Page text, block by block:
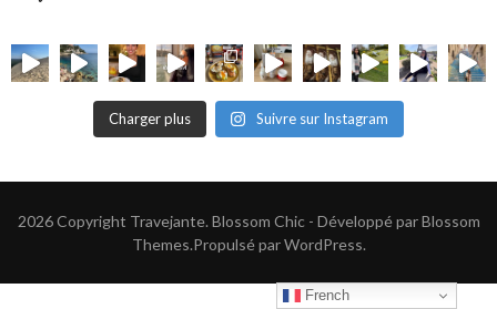
Charger plus Suivre sur Instagram
2026 Copyright Travejante. Blossom Chic - Développé parBlossom
Themes.Propulsé parWordPress.
French